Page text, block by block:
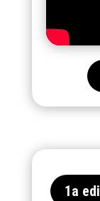
1a